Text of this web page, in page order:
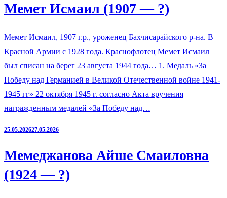
Мемет Исмаил (1907 — ?)
Мемет Исмаил, 1907 г.р., уроженец Бахчисарайского р-на. В
Красной Армии с 1928 года. Краснофлотец Мемет Исмаил
был списан на берег 23 августа 1944 года… 1. Медаль «За
Победу над Германией в Великой Отечественной войне 1941-
1945 гг» 22 октября 1945 г. согласно Акта вручения
награжденным медалей «За Победу над…
25.05.202627.05.2026
Мемеджанова Айше Смаиловна
(1924 — ?)